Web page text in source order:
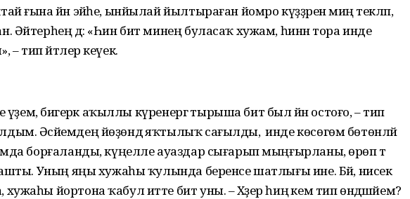
ғына йән эйәһе, ынйылай йылтыраған йомро күҙҙәрен миңә текләп,
Әйтерһең дә: «Һин бит минең буласаҡ хужам, һинән тора инде
тип әйтәлер кеүек.
үҙемә, бигерәк аҡыллы күренергә тырыша бит был йән остоғо, – тип
Әсәйемдең йөҙөндә яҡтылыҡ сағылды, ә инде көсөгөм бөтөнләй
борғаланды, күңелле ауаздар сығарып мыңғырланы, өрөп тә
Уның яңы хужаһы ҡулында беренсе шатлығы ине. Бәй, нисек
йортона ҡабул итте бит уны. – Хәҙер һиңә кем тип өндәшәйем?